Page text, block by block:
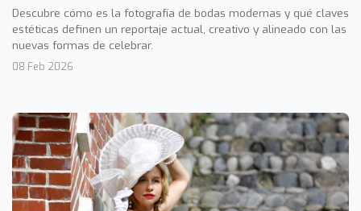
Descubre cómo es la fotografía de bodas modernas y qué claves
estéticas definen un reportaje actual, creativo y alineado con las
nuevas formas de celebrar.
08 Feb 2026